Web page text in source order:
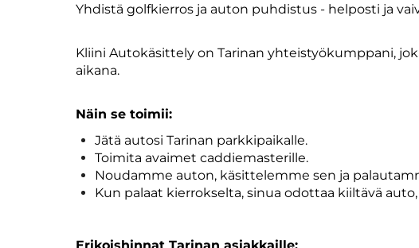
Yhdistä golfkierros ja auton puhdistus - helposti ja
Kliini Autokäsittely on Tarinan yhteistyökumppani,
aikana.
Näin se toimii:
Jätä autosi Tarinan parkkipaikalle.
Toimita avaimet caddiemasterille.
Noudamme auton, käsittelemme sen ja
Kun palaat kierrokselta, sinua odottaa kiiltävä auto,